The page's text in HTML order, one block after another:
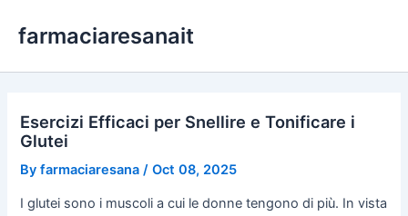
farmaciaresanait
Esercizi Efficaci per Snellire e Tonificare i
Glutei
Byfarmaciaresana /Oct 08, 2025
I glutei sono i muscoli a cui le donne tengono di più. In vista